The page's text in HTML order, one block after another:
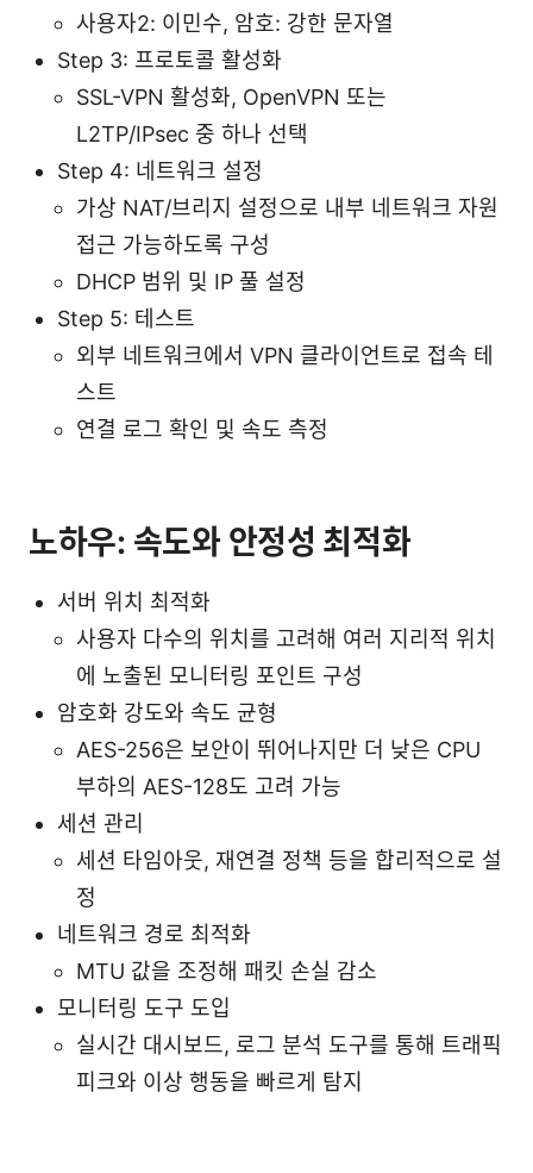
사용자2: 이민수, 암호: 강한 문자열
Step 3: 프로토콜 활성화
SSL-VPN 활성화, OpenVPN 또는
L2TP/IPsec 중 하나 선택
Step 4: 네트워크 설정
가상 NAT/브리지 설정으로 내부 네트워크 자원
접근 가능하도록 구성
DHCP 범위 및 IP 풀 설정
Step 5: 테스트
외부 네트워크에서 VPN 클라이언트로 접속 테
스트
연결 로그 확인 및 속도 측정
노하우: 속도와 안정성 최적화
서버 위치 최적화
사용자 다수의 위치를 고려해 여러 지리적 위치
에 노출된 모니터링 포인트 구성
암호화 강도와 속도 균형
AES-256은 보안이 뛰어나지만 더 낮은 CPU
부하의 AES-128도 고려 가능
세션 관리
세션 타임아웃, 재연결 정책 등을 합리적으로 설
정
네트워크 경로 최적화
MTU 값을 조정해 패킷 손실 감소
모니터링 도구 도입
실시간 대시보드, 로그 분석 도구를 통해 트래픽
피크와 이상 행동을 빠르게 탐지